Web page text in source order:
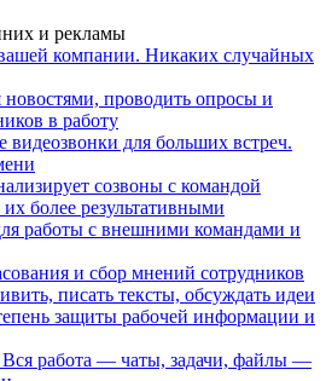
и рекламы
компании. Никаких случайных
новостями, проводить опросы и
в работу
видеозвонки для больших встреч.
созвоны с командой
более результативными
работы с внешними командами и
и сбор мнений сотрудников
писать тексты, обсуждать идеи
защиты рабочей информации и
Вся работа — чаты, задачи, файлы —